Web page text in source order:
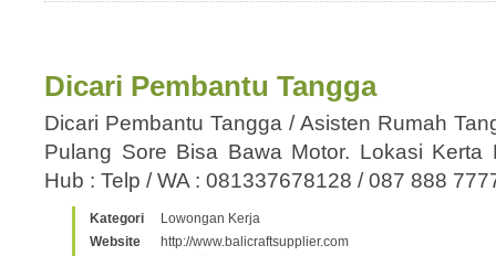
Dicari Pembantu Tangga
Dicari Pembantu Tangga / Asisten Rumah
Pulang Sore Bisa Bawa Motor. Lokasi Kerta
Hub : Telp / WA : 081337678128 / 087 888
Kategori
Lowongan Kerja
Website
http://www.balicraftsupplier.com